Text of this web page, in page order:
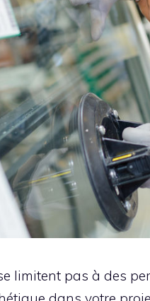
limitent pas à des